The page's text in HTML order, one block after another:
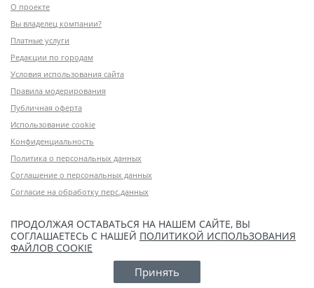
О проекте
Вы владелец компании?
Платные услуги
Редакции по городам
Условия использования сайта
Правила модерирования
Публичная оферта
Использование cookie
Конфиденциальность
Политика о персональных данных
Соглашение о персональных данных
Согласие на обработку перс.данных
ПРОДОЛЖАЯ ОСТАВАТЬСЯ НА НАШЕМ САЙТЕ, ВЫ
СОГЛАШАЕТЕСЬ С НАШЕЙ ПОЛИТИКОЙ ИСПОЛЬЗОВАНИЯ
ФАЙЛОВ COOKIE
Принять